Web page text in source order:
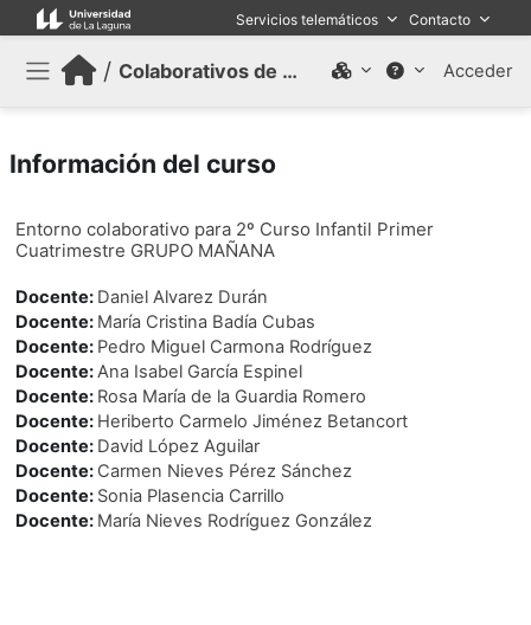
Salta al contenido principal Servicios telemáticos Contacto
/ Colaborativos de trabajo (Antiguo) Acceder
Información del curso
Entorno colaborativo para 2º Curso Infantil Primer
Cuatrimestre GRUPO MAÑANA
Docente: Daniel Alvarez Durán
Docente: María Cristina Badía Cubas
Docente: Pedro Miguel Carmona Rodríguez
Docente:Ana Isabel García Espinel
Docente: Rosa María de la Guardia Romero
Docente: Heriberto Carmelo Jiménez Betancort
Docente: David López Aguilar
Docente: Carmen Nieves Pérez Sánchez
Docente: Sonia Plasencia Carrillo
Docente: María Nieves Rodríguez González